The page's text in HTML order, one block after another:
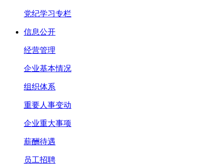
党纪学习专栏
信息公开
经营管理
企业基本情况
组织体系
重要人事变动
企业重大事项
薪酬待遇
员工招聘